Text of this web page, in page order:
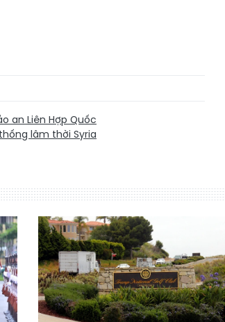
an Liên Hợp Quốc
lâm thời Syria